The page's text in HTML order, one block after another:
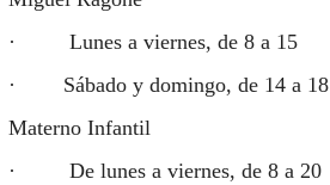
· Lunes a viernes, de 8 a 15
· Sábado y domingo, de 14 a 18
Materno Infantil
· De lunes a viernes, de 8 a 20